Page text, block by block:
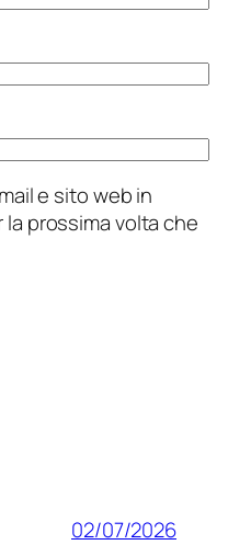
e sito web in
prossima volta che
02/07/2026